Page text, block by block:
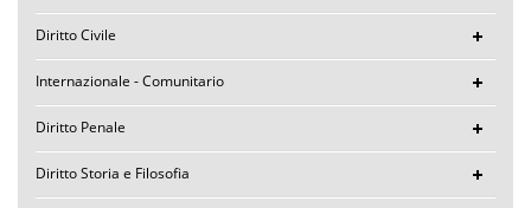
Diritto Civile
Internazionale - Comunitario
Diritto Penale
Diritto Storia e Filosofia